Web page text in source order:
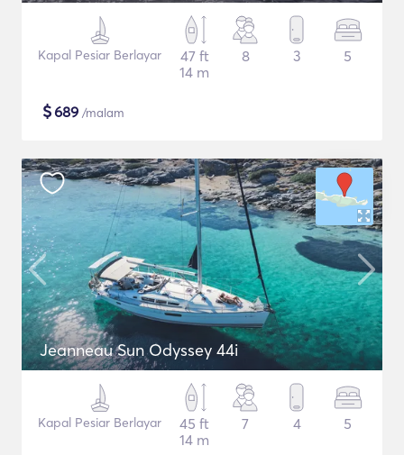
Kapal Pesiar Berlayar
47 ft
14 m
8 3 5
$689 /malam
Jeanneau Sun Odyssey 44i
Kapal Pesiar Berlayar
45 ft
14 m
7 4 5